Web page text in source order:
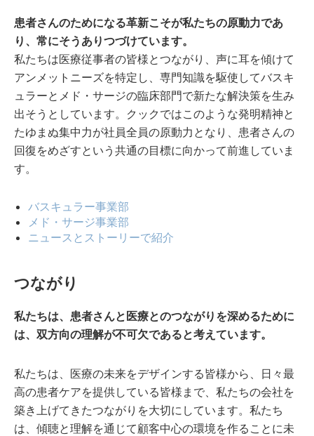
患者さんのためになる革新こそが私たちの原動力であ
り、常にそうありつづけています。
私たちは医療従事者の皆様とつながり、声に耳を傾けて
アンメットニーズを特定し、専門知識を駆使してバスキ
ュラーとメド・サージの臨床部門で新たな解決策を生み
出そうとしています。クックではこのような発明精神と
たゆまぬ集中力が社員全員の原動力となり、患者さんの
回復をめざすという共通の目標に向かって前進していま
す。
バスキュラー事業部
メド・サージ事業部
ニュースとストーリーで紹介
つながり
私たちは、患者さんと医療とのつながりを深めるために
は、双方向の理解が不可欠であると考えています。
私たちは、医療の未来をデザインする皆様から、日々最
高の患者ケアを提供している皆様まで、私たちの会社を
築き上げてきたつながりを大切にしています。私たち
は、傾聴と理解を通じて顧客中心の環境を作ることに未